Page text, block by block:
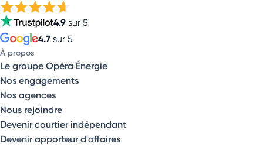
4.9 sur 5
4.7 sur 5
À propos
Le groupe Opéra Énergie
Nos engagements
Nos agences
Nous rejoindre
Devenir courtier indépendant
Devenir apporteur d'affaires